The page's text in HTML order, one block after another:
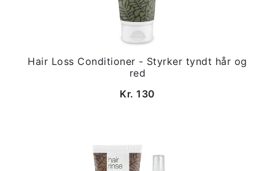
Hair Loss Conditioner - Styrker tyndt hår og
red
Kr. 130